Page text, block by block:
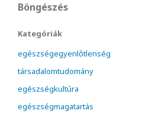
Böngészés
Kategóriák
egészségegyenlőtlenség
társadalomtudomány
egészségkultúra
egészségmagatartás